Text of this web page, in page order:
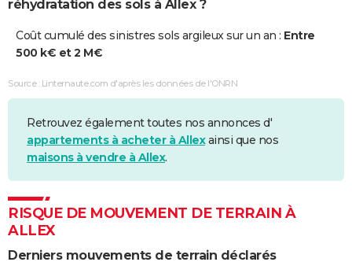
réhydratation des sols à Allex ?
Coût cumulé des sinistres sols argileux sur un an : Entre
500 k€ et 2 M€
Source : Linternaute.com d'après les données de l'ONRN
Retrouvez également toutes nos annonces d'
appartements à acheter à Allexainsi que nos
maisons à vendre à Allex.
RISQUE DE MOUVEMENT DE TERRAIN À
ALLEX
Derniers mouvements de terrain déclarés